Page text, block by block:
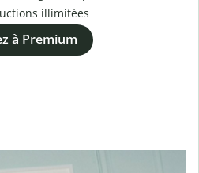
illimitées
à Premium